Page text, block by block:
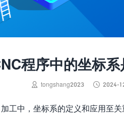
程序中的坐标
 tongshang2023  2024-
工中，坐标系的定义和应用至